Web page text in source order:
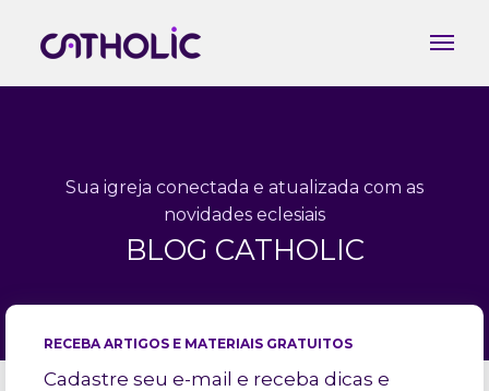
Sua igreja conectada e atualizada com as
novidades eclesiais
BLOG CATHOLIC
RECEBA ARTIGOS E MATERIAIS GRATUITOS
Cadastre seu e-mail e receba dicas e